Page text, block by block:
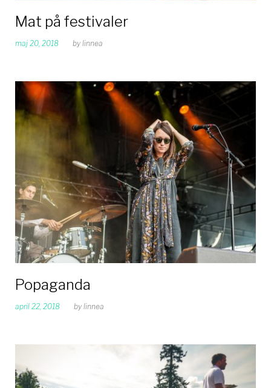
Mat på festivaler
maj 20, 2018 by linnea
Popaganda
april 22, 2018 by linnea